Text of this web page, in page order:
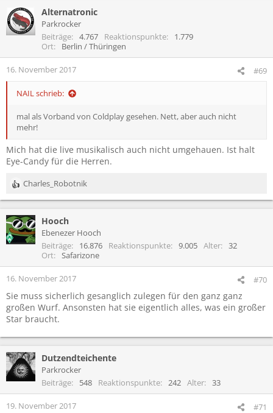
Drittanbieter-Cookies akzeptieren
Bitte
Weitere Informationen findest du in der
Datenschutzerklärung
An dieser Stelle befindet sich ein eingebetteter Inhalt eines
deine Zustimmung zum Setzen von Drittanbieter-Cookies.
Weitere Informationen findest du in der
Datenschutzerklärung
Drittanbieter-Cookies akzeptieren
Bitte
Alternatronic
Parkrocker
Beiträge
4.767 Reaktionspunkte
1.779
Ort
Berlin / Thüringen
16. November 2017 #69
NAIL schrieb:
mal als Vorband von Coldplay gesehen. Nett, aber auch nicht
mehr!
Mich hat die live musikalisch auch nicht umgehauen. Ist halt
Eye-Candy für die Herren.
R
e
k
t
i
n
e
:
Charles_Robotnik
Hooch
Ebenezer Hooch
Beiträge
16.876 Reaktionspunkte 9.005 Alter
32
Ort
Safarizone
16. November 2017 #70
Sie muss sicherlich gesanglich zulegen für den ganz ganz
großen Wurf. Ansonsten hat sie eigentlich alles, was ein großer
Star braucht.
Dutzendteichente
Parkrocker
Beiträge
548 Reaktionspunkte 242 Alter 33
19. November 2017 #71